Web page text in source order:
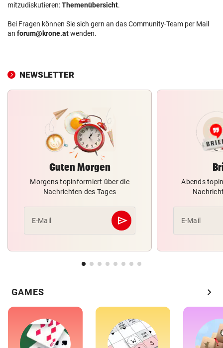
mitzudiskutieren:Themenübersicht.
Bei Fragen können Sie sich gern an das Community-Team per Mail
an forum@krone.atwenden.
NEWSLETTER
Guten Morgen
Morgens topinformiert über die
Nachrichten des Tages
E-Mail send
Abschicken
Abends
E-Mail
GAMES chevron_right